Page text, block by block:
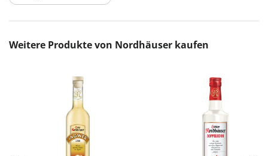
Produktgalerie überspringen
Weitere Produkte von Nordhäuser kaufen